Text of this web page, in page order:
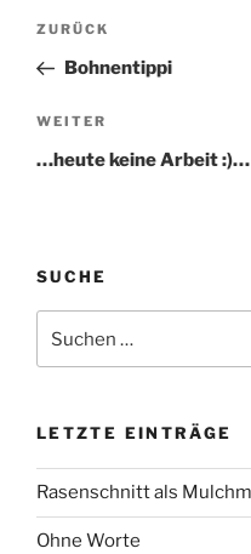
Beitragsnavigation
Vorheriger
Beitrag
ZURÜCK
Bohnentippi
Nächster
Beitrag
WEITER
…heute keine Arbeit :)…
SUCHE
nach:
LETZTE EINTRÄGE
Rasenschnitt als
Ohne Worte